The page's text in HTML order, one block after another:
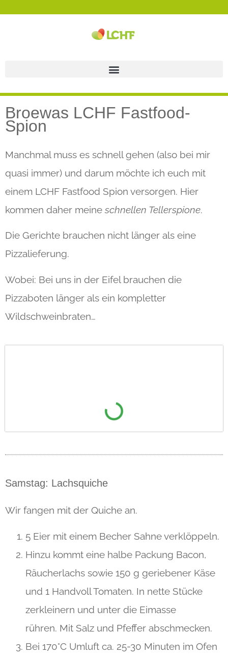
Broewas LCHF Fastfood-
Spion
Manchmal muss es schnell gehen (also bei mir
quasi immer) und darum möchte ich euch mit
einem LCHF Fastfood Spion versorgen. Hier
kommen daher meine schnellen Tellerspione.
Die Gerichte brauchen nicht länger als eine
Pizzalieferung.
Wobei: Bei uns in der Eifel brauchen die
Pizzaboten länger als ein kompletter
Wildschweinbraten…
Samstag: Lachsquiche
Wir fangen mit der Quiche an.
5 Eier mit einem Becher Sahne verklöppeln.
Hinzu kommt eine halbe Packung Bacon,
Räucherlachs sowie 150 g geriebener Käse
und 1 Handvoll Tomaten. In nette Stücke
zerkleinern und unter die Eimasse
rühren. Mit Salz und Pfeffer abschmecken.
Bei 170°C Umluft ca. 25-30 Minuten im Ofen